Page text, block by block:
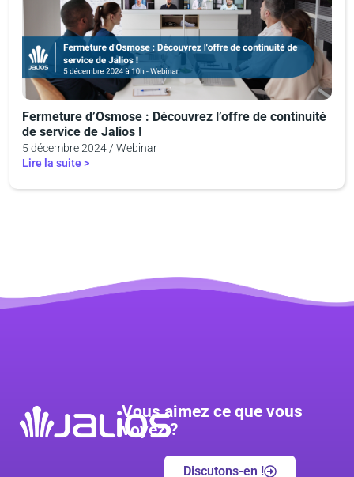
Fermeture d’Osmose : Découvrez l’offre de continuité
de service de Jalios !
5 décembre 2024 / Webinar
Lire la suite >
Vous aimez ce que vous
voyez ?
Discutons-en !